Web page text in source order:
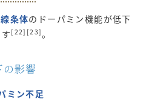
線条体のドーパミン機能が低下
[22][23]。
影響
ミン不足